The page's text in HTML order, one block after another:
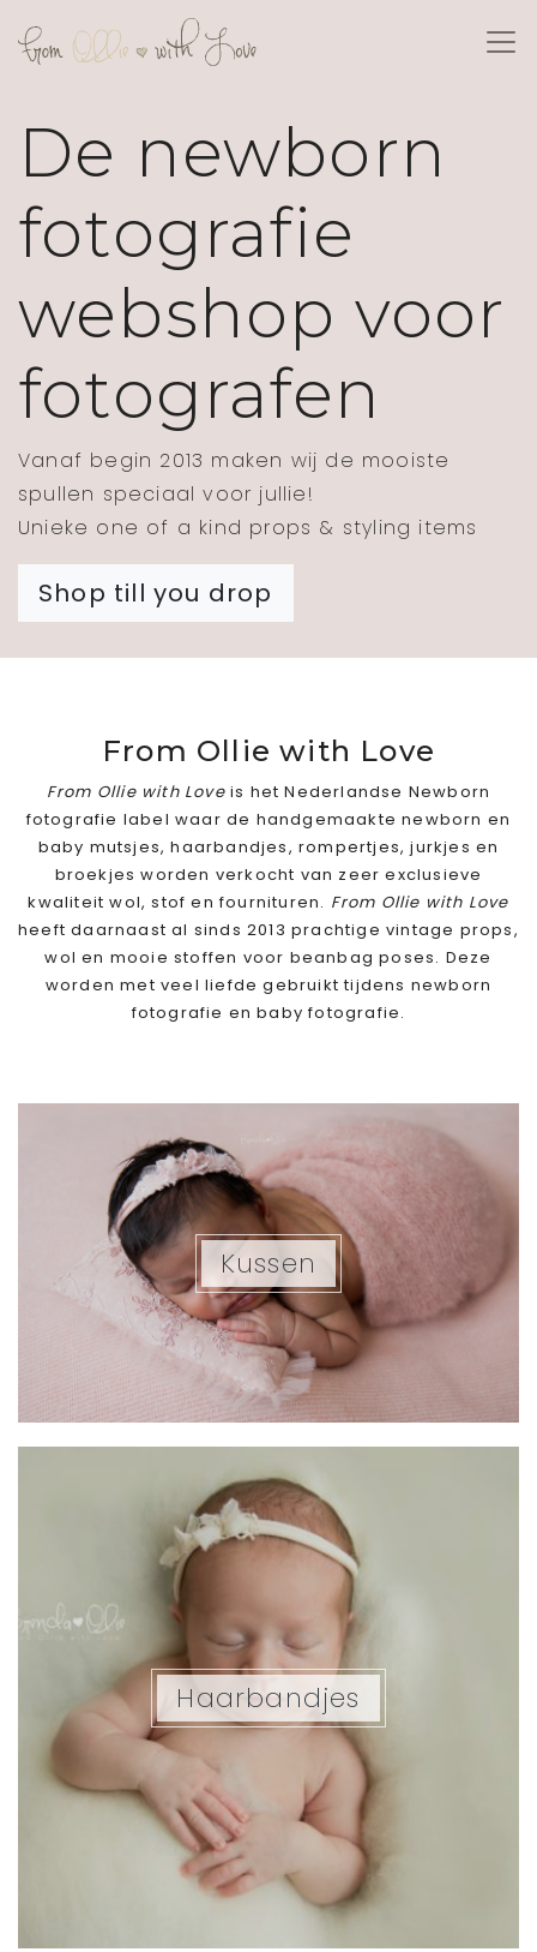
De newborn
fotografie
webshop voor
fotografen
Vanaf begin 2013 maken wij de mooiste
spullen speciaal voor jullie!
Unieke one of a kind props & styling items
Shop till you drop
From Ollie with Love
From Ollie with Loveis het Nederlandse Newborn
fotografie label waar de handgemaakte newborn en
baby mutsjes, haarbandjes, rompertjes, jurkjes en
broekjes worden verkocht van zeer exclusieve
kwaliteit wol, stof en fournituren. From Ollie with Love
heeft daarnaast al sinds 2013 prachtige vintage props,
wol en mooie stoffen voor beanbag poses. Deze
worden met veel liefde gebruikt tijdens newborn
fotografie en baby fotografie.
Kussen
Haarbandjes